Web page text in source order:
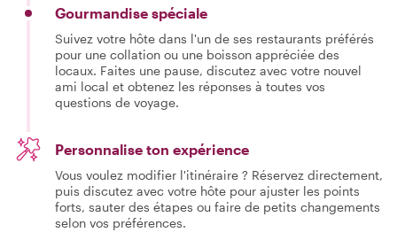
Gourmandise spéciale
Suivez votre hôte dans l'un de ses restaurants préférés
pour une collation ou une boisson appréciée des
locaux. Faites une pause, discutez avec votre nouvel
ami local et obtenez les réponses à toutes vos
questions de voyage.
Personnalise ton expérience
Vous voulez modifier l'itinéraire ? Réservez directement,
puis discutez avec votre hôte pour ajuster les points
forts, sauter des étapes ou faire de petits changements
selon vos préférences.